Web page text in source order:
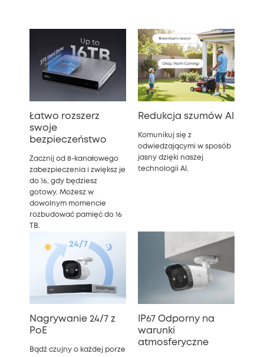
Łatwo rozszerz
swoje
bezpieczeństwo
Zacznij od 8-kanałowego
zabezpieczenia i zwiększ je
do 16, gdy będziesz
gotowy. Możesz w
dowolnym momencie
rozbudować pamięć do 16
TB.
Redukcja szumów AI
Komunikuj się z
odwiedzającymi w sposób
jasny dzięki naszej
technologii AI.
Nagrywanie 24/7 z
PoE
Bądź czujny o każdej porze
IP67 Odporny na
warunki
atmosferyczne